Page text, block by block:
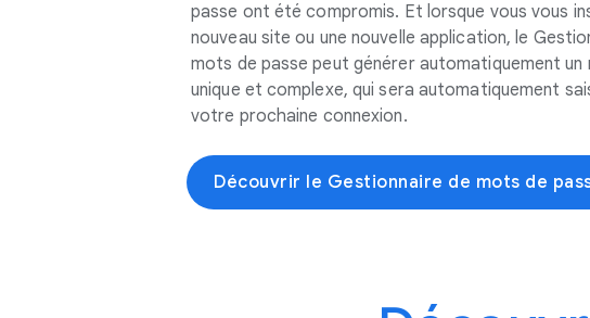
passe ont été compromis. Et lorsque vous vous
nouveau site ou une nouvelle application, le
mots de passe peut générer automatiquement un
unique et complexe, qui sera automatiquement
votre prochaine connexion.
Découvrir le Gestionnaire de mots de